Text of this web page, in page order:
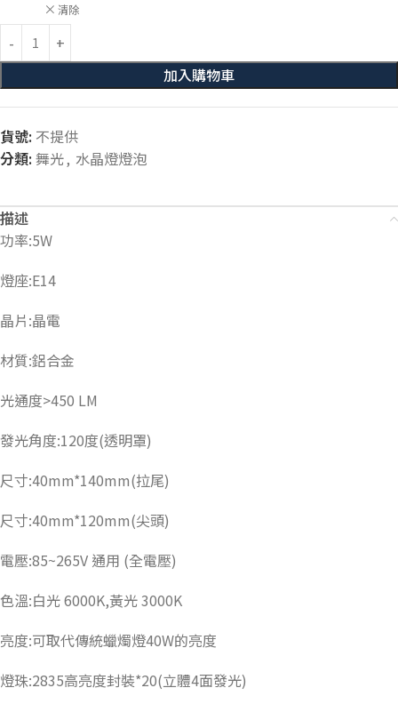
清除
加入購物車
貨號: 不提供
分類: 舞光, 水晶燈燈泡
描述
功率:5W
燈座:E14
晶片:晶電
材質:鋁合金
光通度>450 LM
發光角度:120度(透明罩)
尺寸:40mm*140mm(拉尾)
尺寸:40mm*120mm(尖頭)
電壓:85~265V 通用 (全電壓)
色溫:白光 6000K,黃光 3000K
亮度:可取代傳統蠟燭燈40W的亮度
燈珠:2835高亮度封裝*20(立體4面發光)